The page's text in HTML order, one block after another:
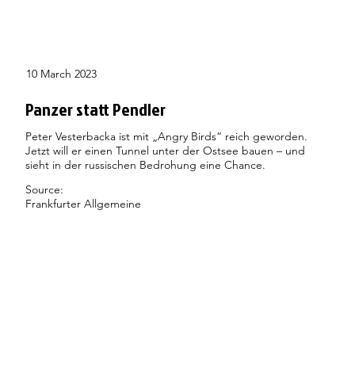
10 March 2023
Panzer statt Pendler
Peter Vesterbacka ist mit „Angry Birds“ reich geworden.
Jetzt will er einen Tunnel unter der Ostsee bauen – und
sieht in der russischen Bedrohung eine Chance.
Frankfurter Allgemeine
Source: